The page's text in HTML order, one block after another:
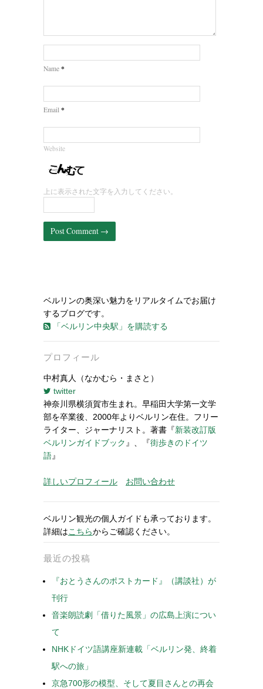
Name *
Email *
Website
上に表示された文字を入力してください。
ベルリンの奥深い魅力をリアルタイムでお届け
するブログです。
「ベルリン中央駅」を購読する
プロフィール
中村真人（なかむら・まさと）
twitter
神奈川県横須賀市生まれ。早稲田大学第一文学
部を卒業後、2000年よりベルリン在住。フリー
ライター、ジャーナリスト。著書『新装改訂版
ベルリンガイドブック 』、『街歩きのドイツ
語』
詳しいプロフィール お問い合わせ
ベルリン観光の個人ガイドも承っております。
詳細はこちらからご確認ください。
最近の投稿
『おとうさんのポストカード』（講談社）が
刊行
音楽朗読劇「借りた風景」の広島上演につい
て
NHKドイツ語講座新連載「ベルリン発、終着
駅への旅」
京急700形の模型、そして夏目さんとの再会